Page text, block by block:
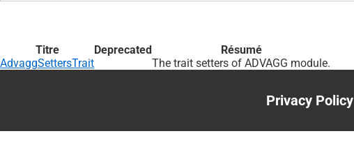
Titre Deprecated
Résumé
AdvaggSettersTrait
The trait setters of ADVAGG module.
Footer
menu
Privacy Policy